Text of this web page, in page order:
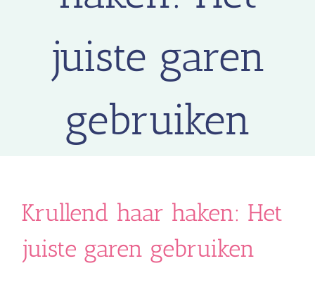
juiste garen
gebruiken
Krullend haar haken: Het
juiste garen gebruiken